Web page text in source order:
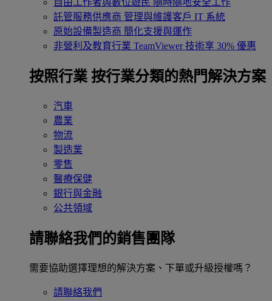
自由工作者與數位遊民 隨時隨地安全工作
託管服務供應商 管理與維護客戶 IT 系統
原始設備製造商 簡化支援與運作
非營利及教育行業 TeamViewer 技術享 30% 優惠
按照行業 按行業分類的熱門解決方案
汽車
農業
物流
製造業
零售
醫療保健
銀行與金融
公共領域
請聯絡我們的銷售團隊
需要協助選擇理想的解決方案、下單或升級授權嗎？
請聯絡我們